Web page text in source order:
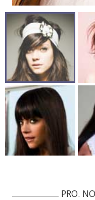
PRO.